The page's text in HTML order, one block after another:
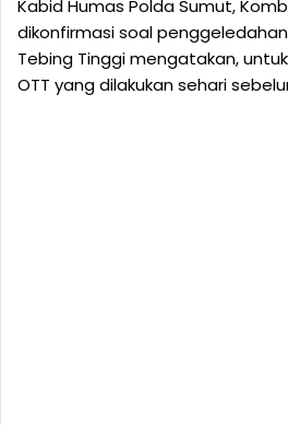
Kabid Humas Polda Sumut,
dikonfirmasi soal
Tebing Tinggi mengatakan,
OTT yang dilakukan sehari